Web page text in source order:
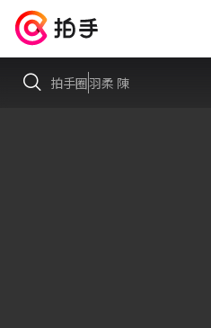
拍手圈羽柔 陳